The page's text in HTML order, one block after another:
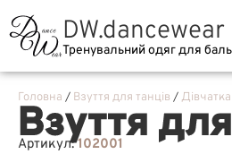
DW.dancewear
Тренувальний одяг для
Головна / Взуття для танців /
Взуття
Артикул: 102001